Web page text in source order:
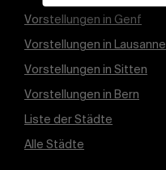
Vorstellungen in Genf
Vorstellungen in Lausanne
Vorstellungen in Sitten
Vorstellungen in Bern
Liste der Städte
Alle Städte